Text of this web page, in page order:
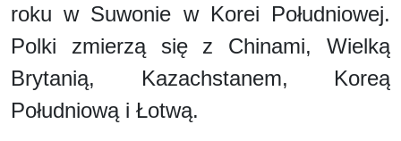
roku w Suwonie w Korei Południowej.
Polki zmierzą się z Chinami, Wielką
Brytanią, Kazachstanem, Koreą
Południową i Łotwą.